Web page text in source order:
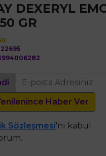
DEXERYL
GR
Haber Ver
Sözleşmesi'ni kabul